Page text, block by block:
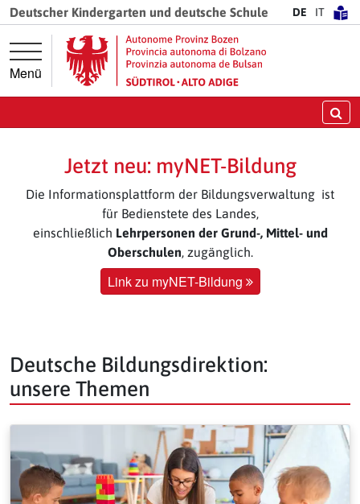
Springe direkt zur Hauptnavigation
Springe direkt zum Inhalt
Deutscher Kindergarten und deutsche Schule DE IT
Menü
Jetzt neu: myNET-Bildung
Die Informationsplattform der Bildungsverwaltung ist
für Bedienstete des Landes,
einschließlich Lehrpersonen der Grund-, Mittel- und
Oberschulen, zugänglich.
Link zu myNET-Bildung
Deutsche Bildungsdirektion:
unsere Themen